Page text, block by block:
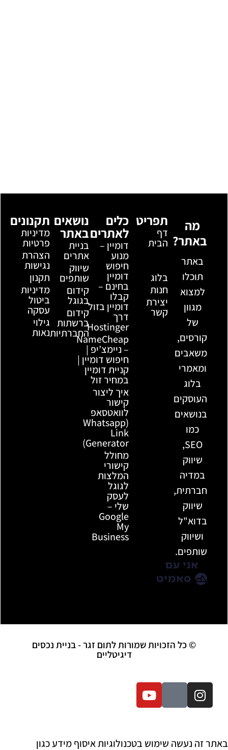
מה
באתר?
באתר
תוכלו
למצוא
מגוון
של
קורסים,
משאבים
ומאמרי
בלוג
העוסקים
בנושאים
כמו
SEO,
שיווק
במדיה
חברתית,
שיווק
בדוא"ל
ושיווק
שותפים.
תפריט
דף
הבית
בלוג
חנות
יצירת
קשר
כלים
לאתרים
דומיין –
מנוע
חיפוש
דומיין
בחינם –
קבלו
דומיין בזול
דרך
Hostinger
NameCheap
– ניימצ’יפ |
חיפוש דומיין |
קניית דומיין
במחיר זול
איך ליצור
קישור
לוואטסאפ
(Whatsapp
Link
Generator)
מחולל
קישורי
המלצות
לגוגל
לעסק
שלי –
Google
My
Business​
נושאים
באתר
בניית
אתרים
שיווק
שותפים
קידום
בגוגל
קידום
ברשתות
החברתיות
תקנונים
מדיניות
פרטיות
הצהרת
נגישות
תקנון
מדיניות
ביטול
עסקה
גילוי
נאות
© כל הזכויות שמורות לתום זגר - בניית נכסים
דיגיטליים
באתר זה נעשה שימוש בטכנולוגיות איסוף מידע כגון